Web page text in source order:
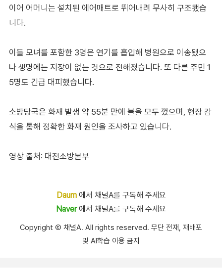
이어 어머니는 설치된 에어매트로 뛰어내려 무사히 구조됐습
니다.
이들 모녀를 포함한 3명은 연기를 흡입해 병원으로 이송됐으
나 생명에는 지장이 없는 것으로 전해졌습니다. 또 다른 주민 1
5명도 긴급 대피했습니다.
소방당국은 화재 발생 약 55분 만에 불을 모두 껐으며, 현장 감
식을 통해 정확한 화재 원인을 조사하고 있습니다.
영상 출처: 대전소방본부
Daum에서 채널A를 구독해 주세요
Naver에서 채널A를 구독해 주세요
Copyright Ⓒ 채널A. All rights reserved. 무단 전재, 재배포
및 AI학습 이용 금지